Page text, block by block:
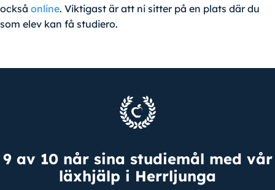
också online. Viktigast är att ni sitter på en plats där du
som elev kan få studiero.
9 av 10 når sina studiemål med vår
läxhjälp i Herrljunga